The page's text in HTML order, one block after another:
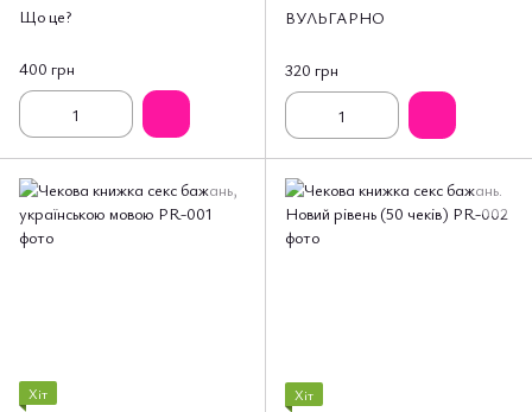
Що це?
400 грн
ВУЛЬГАРНО
320 грн
Хіт
Хіт